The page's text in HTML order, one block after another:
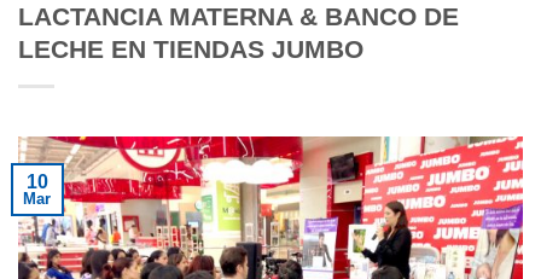
LACTANCIA MATERNA & BANCO DE
LECHE EN TIENDAS JUMBO
10
Mar